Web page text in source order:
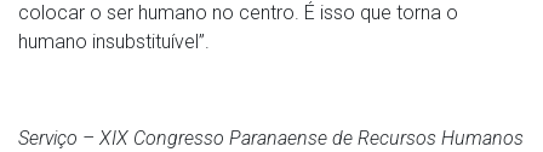
colocar o ser humano no centro. É isso que torna o
humano insubstituível”.
Serviço – XIX Congresso Paranaense de Recursos Humanos